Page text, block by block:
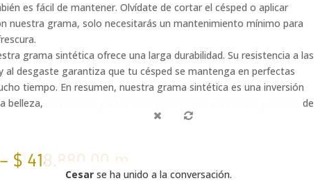
es fácil de mantener. Olvídate de cortar el césped o aplicar
nuestra grama, solo necesitarás un mantenimiento mínimo para
grama sintética ofrece una larga durabilidad. Su resistencia a las
al desgaste garantiza que tu césped se mantenga en perfectas
tiempo. En resumen, nuestra grama sintética es una inversión
belleza, comodidad y un ahorro significativo en tiempo y costos de
– $ 418.880,00 m
Cesar se ha unido a la conversación.